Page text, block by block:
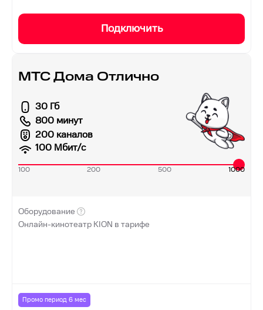
Подключить
МТС Дома Отлично
30 Гб
800 минут
200 каналов
100 Мбит/с
100 200 500 1000
Оборудование
Онлайн-кинотеатр KION в тарифе
Промо период 6 мес